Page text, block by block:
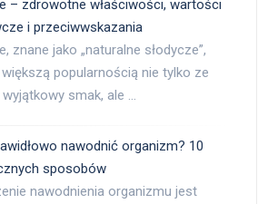
– zdrowotne właściwości, wartości
i przeciwwskazania
znane jako „naturalne słodycze”,
popularnością nie tylko ze
smak, ale …
nawodnić organizm? 10
sposobów
nawodnienia organizmu jest